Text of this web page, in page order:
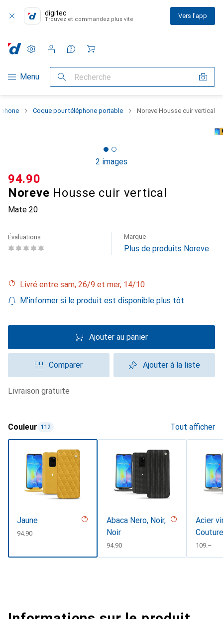
digitec
Trouvez et commandez plus vite Vers l'app
Navigation par catégorie
Menu Recherche
Paramètres
Compte client
Listes de comparaison
Listes d'envies
Panier
Coque pour téléphone portable Noreve Housse cuir vertical
2 images
Noreve Housse cuir vertical
Mate 20
CHF
94.90
Évaluations Marque
Plus de produits Noreve
Livré entre sam, 26/9 et mer, 14/10
M'informer si le produit est disponible plus tôt
Ajouter au panier
Comparer Ajouter à la liste
livraison gratuite
Couleur 112 Tout afficher
Jaune
CHF
94.90
Abaca Nero, Noir,
Noir
CHF
94.90
Acier
CHF
109.–